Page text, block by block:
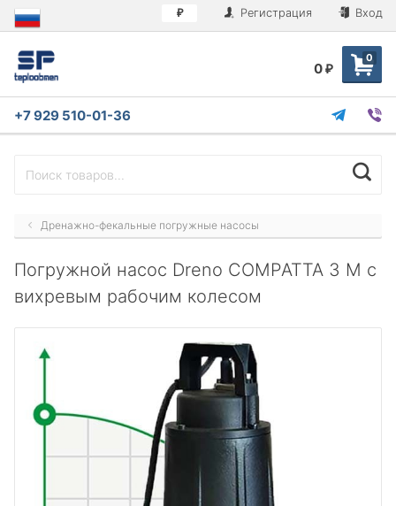
₽ Регистрация Вход
0
0 ₽
+7 929 510-01-36
Дренажно-фекальные погружные насосы
Погружной насос Dreno COMPATTA 3 M с
вихревым рабочим колесом